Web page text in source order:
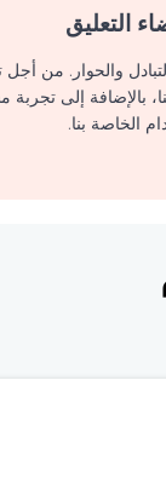
التعليق
والحوار. من
بالإضافة إلى
الخاصة بنا.